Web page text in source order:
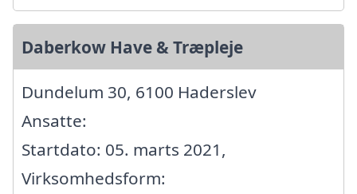
Daberkow Have & Træpleje
Dundelum 30, 6100 Haderslev
Ansatte:
Startdato: 05. marts 2021,
Virksomhedsform: